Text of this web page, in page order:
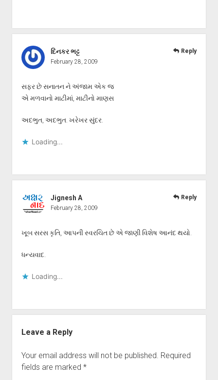
દિનકર ભટ્ટ
February 28, 2009
સફર છે સનાતન ને અંજામ એક જ
એ મળવાનો માટીમાં, માટીનો માણસ
અદભુત, અદભુત. ખરેખર સુંદર.
Loading...
Reply
Jignesh A
February 28, 2009
ખૂબ સરસ કૃતિ, આપની સ્વરચિત છે એ જાણી વિશેષ આનંદ થયો.
ધન્યવાદ.
Loading...
Reply
Leave a Reply
Your email address will not be published. Required
fields are marked *